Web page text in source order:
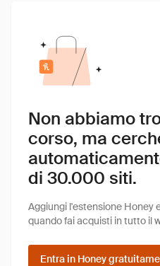
Non abbiamo
corso, ma
di 30.000 siti.
Aggiungi l'estensione Honey
quando fai acquisti in tutto il
Entra in Honey